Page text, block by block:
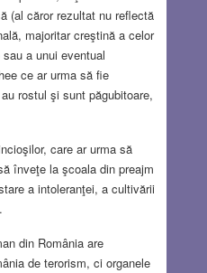
(al căror rezultat nu reflectă
majoritar creştină a celor
a unui eventual
ce ar urma să fie
rostul şi sunt păgubitoare,
care ar urma să
înveţe la şcoala din preajm
a intoleranţei, a cultivării
din România are
de terorism, ci organele